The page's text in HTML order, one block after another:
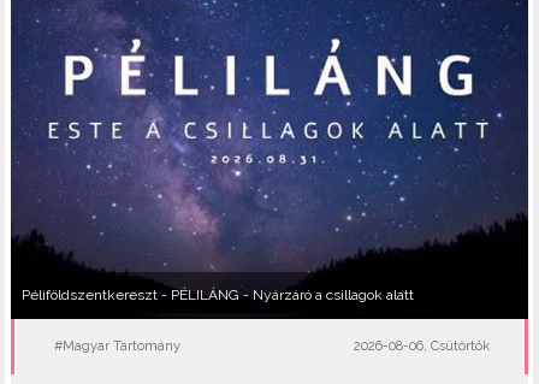
Péliföldszentkereszt - PÉLILÁNG - Nyárzáró a csillagok alatt
#Magyar Tartomány 2026-08-06, Csütörtök